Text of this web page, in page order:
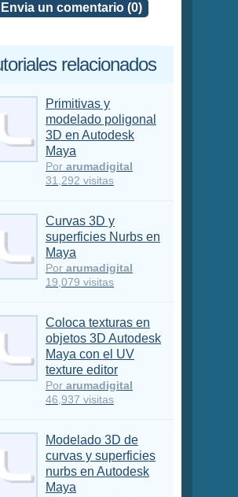
Envia un comentario (0)
relacionados
Primitivas y
modelado poligonal
3D en Autodesk
Maya
Por arumadigital
31,292 visitas
Curvas 3D y
superficies Nurbs en
Maya
Por arumadigital
19,079 visitas
Coloca texturas en
objetos 3D Autodesk
Maya con el UV
texture editor
Por arumadigital
46,937 visitas
Modelado 3D de
curvas y superficies
nurbs en Autodesk
Maya